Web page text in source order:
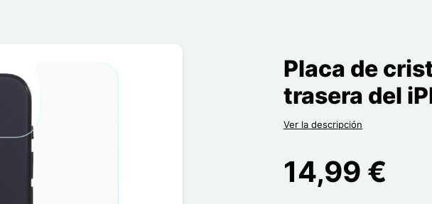
Placa de
trasera del
Ver la descripción
14,99 €